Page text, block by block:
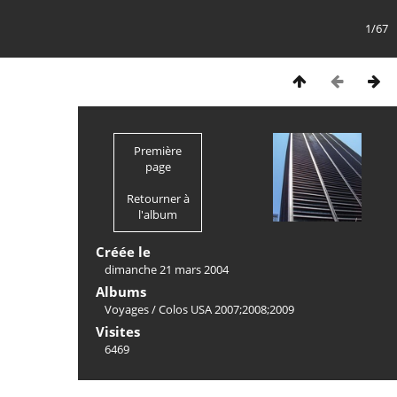
1/67
Première
page
Retourner à
l'album
Créée le
dimanche 21 mars 2004
Albums
Voyages/Colos USA 2007;2008;2009
Visites
6469